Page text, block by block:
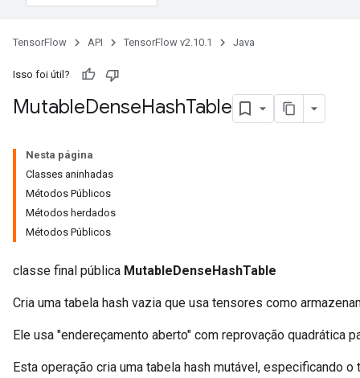
TensorFlow API TensorFlow v2.10.1 Java
Isso foi útil?
MutableDenseHashTable
Nesta página
Classes aninhadas
Métodos Públicos
Métodos herdados
Métodos Públicos
classe final pública MutableDenseHashTable
Cria uma tabela hash vazia que usa tensores como
Ele usa "endereçamento aberto" com reprovação quadrática
Esta operação cria uma tabela hash mutável, especificando